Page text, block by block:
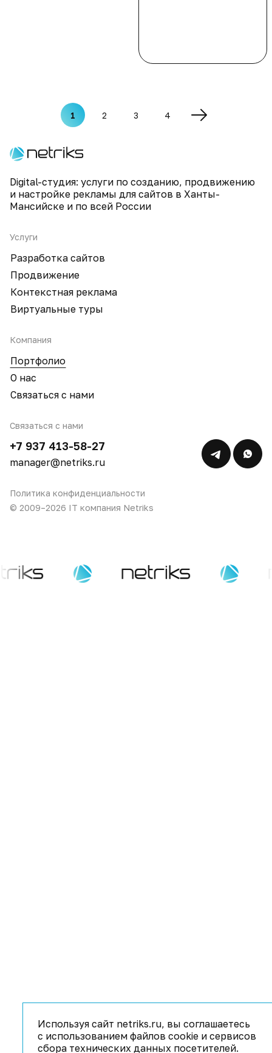
1 2 3 4
Digital-студия: услуги по созданию, продвижению
и настройке рекламы для сайтов в Ханты-
Мансийске и по всей России
Услуги
Разработка сайтов
Продвижение
Контекстная реклама
Виртуальные туры
Компания
Портфолио
О нас
Связаться с нами
Связаться с нами
+7 937 413-58-27
manager@netriks.ru
Политика конфиденциальности
© 2009–2026 IT компания Netriks
Используя сайт netriks.ru, вы соглашаетесь
с использованием файлов cookie и сервисов
сбора технических данных посетителей.